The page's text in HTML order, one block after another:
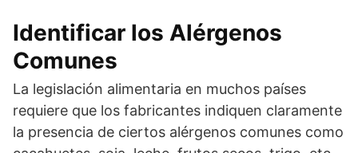
Identificar los Alérgenos
Comunes
La legislación alimentaria en muchos países
requiere que los fabricantes indiquen claramente
la presencia de ciertos alérgenos comunes como